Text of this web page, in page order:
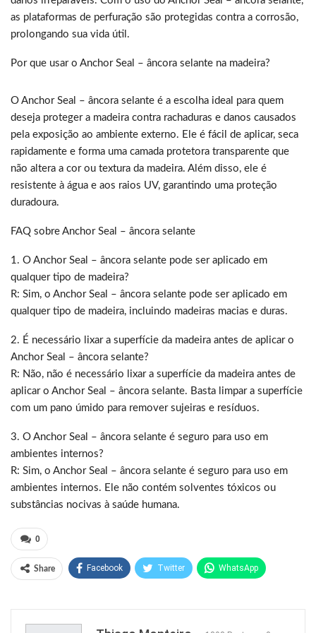
as plataformas de perfuração são protegidas contra a corrosão,
prolongando sua vida útil.
Por que usar o Anchor Seal – âncora selante na madeira?
O Anchor Seal – âncora selante é a escolha ideal para quem
deseja proteger a madeira contra rachaduras e danos causados
pela exposição ao ambiente externo. Ele é fácil de aplicar, seca
rapidamente e forma uma camada protetora transparente que
não altera a cor ou textura da madeira. Além disso, ele é
resistente à água e aos raios UV, garantindo uma proteção
duradoura.
FAQ sobre Anchor Seal – âncora selante
1. O Anchor Seal – âncora selante pode ser aplicado em
qualquer tipo de madeira?
R: Sim, o Anchor Seal – âncora selante pode ser aplicado em
qualquer tipo de madeira, incluindo madeiras macias e duras.
2. É necessário lixar a superfície da madeira antes de aplicar o
Anchor Seal – âncora selante?
R: Não, não é necessário lixar a superfície da madeira antes de
aplicar o Anchor Seal – âncora selante. Basta limpar a superfície
com um pano úmido para remover sujeiras e resíduos.
3. O Anchor Seal – âncora selante é seguro para uso em
ambientes internos?
R: Sim, o Anchor Seal – âncora selante é seguro para uso em
ambientes internos. Ele não contém solventes tóxicos ou
substâncias nocivas à saúde humana.
0
Share Facebook Twitter WhatsApp